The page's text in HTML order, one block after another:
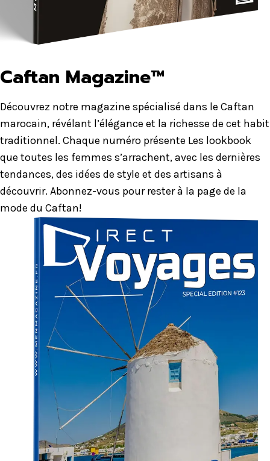
Caftan Magazine™
Découvrez notre magazine spécialisé dans le Caftan
marocain, révélant l’élégance et la richesse de cet habit
traditionnel. Chaque numéro présente Les lookbook
que toutes les femmes s’arrachent, avec les dernières
tendances, des idées de style et des artisans à
découvrir. Abonnez-vous pour rester à la page de la
mode du Caftan!